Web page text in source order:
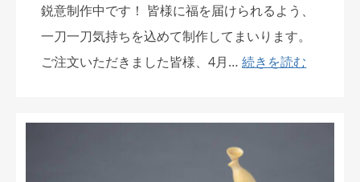
鋭意制作中です！ 皆様に福を届けられるよう、
一刀一刀気持ちを込めて制作してまいります。
ご注文いただきました皆様、4月…続きを読む